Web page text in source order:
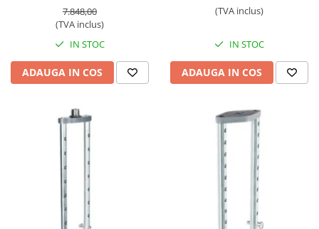
7.848,00
(TVA inclus)
IN STOC
ADAUGA IN COS
pistoane pot fi controlate
(TVA inclus)
IN STOC
ADAUGA IN COS